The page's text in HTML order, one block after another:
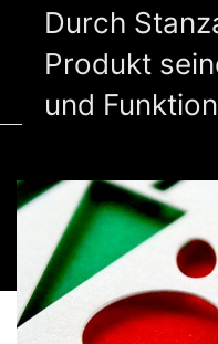
Durch
Produkt
und